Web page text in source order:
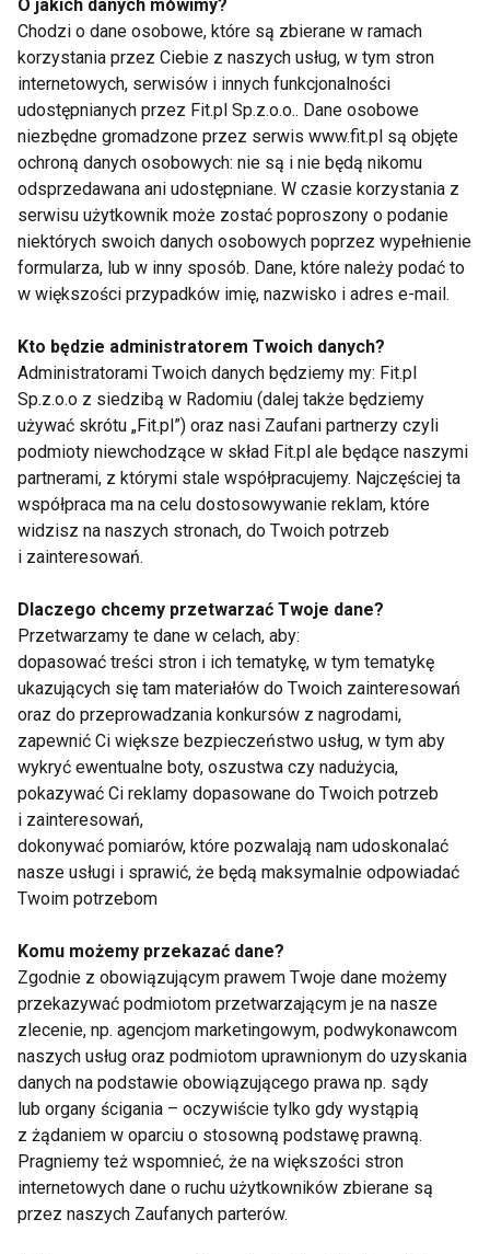
tego rodzinne spacery i zabawy staną się dla Was
rodzinną tradycją, Twoje dziecko z pewnością nie
będzie miało problemów z wagą. Będzie za to
żwawe, wesołe i pełne energii!
www.dziecko.fit.pl
ŻYWIENIE DZIECI DIETA DZIECKA
ŻYWIENIE DZIECKA OTYŁOŚĆ WŚRÓD DZIECI
ZDROWE ODŻYWIANIE DZIECI DZIECKO
Zdrowe nawyki
żywieniowe
Drugie śniadanie dla
dziecka do szkoły -
przepisy
Co trzeci uczeń
wychodzi z domu bez
Schudnąć do lata Czym jest efekt jo- jo?
Pokaż więcej
O jakich danych mówimy?
Chodzi o dane osobowe, które są zbierane w ramach
korzystania przez Ciebie z naszych usług, w tym stron
internetowych, serwisów i innych funkcjonalności
udostępnianych przez Fit.pl Sp.z.o.o.. Dane osobowe
niezbędne gromadzone przez serwis www.fit.pl są objęte
ochroną danych osobowych: nie są i nie będą nikomu
odsprzedawana ani udostępniane. W czasie korzystania z
serwisu użytkownik może zostać poproszony o podanie
niektórych swoich danych osobowych poprzez wypełnienie
formularza, lub w inny sposób. Dane, które należy podać to
w większości przypadków imię, nazwisko i adres e-mail.
Kto będzie administratorem Twoich danych?
Administratorami Twoich danych będziemy my: Fit.pl
Sp.z.o.o z siedzibą w Radomiu (dalej także będziemy
używać skrótu „Fit.pl”) oraz nasi Zaufani partnerzy czyli
podmioty niewchodzące w skład Fit.pl ale będące naszymi
partnerami, z którymi stale współpracujemy. Najczęściej ta
współpraca ma na celu dostosowywanie reklam, które
widzisz na naszych stronach, do Twoich potrzeb
i zainteresowań.
Dlaczego chcemy przetwarzać Twoje dane?
Przetwarzamy te dane w celach, aby:
dopasować treści stron i ich tematykę, w tym tematykę
ukazujących się tam materiałów do Twoich zainteresowań
oraz do przeprowadzania konkursów z nagrodami,
zapewnić Ci większe bezpieczeństwo usług, w tym aby
wykryć ewentualne boty, oszustwa czy nadużycia,
pokazywać Ci reklamy dopasowane do Twoich potrzeb
i zainteresowań,
dokonywać pomiarów, które pozwalają nam udoskonalać
nasze usługi i sprawić, że będą maksymalnie odpowiadać
Twoim potrzebom
Komu możemy przekazać dane?
Zgodnie z obowiązującym prawem Twoje dane możemy
przekazywać podmiotom przetwarzającym je na nasze
zlecenie, np. agencjom marketingowym, podwykonawcom
naszych usług oraz podmiotom uprawnionym do uzyskania
danych na podstawie obowiązującego prawa np. sądy
lub organy ścigania – oczywiście tylko gdy wystąpią
z żądaniem w oparciu o stosowną podstawę prawną.
Pragniemy też wspomnieć, że na większości stron
internetowych dane o ruchu użytkowników zbierane są
przez naszych Zaufanych parterów.